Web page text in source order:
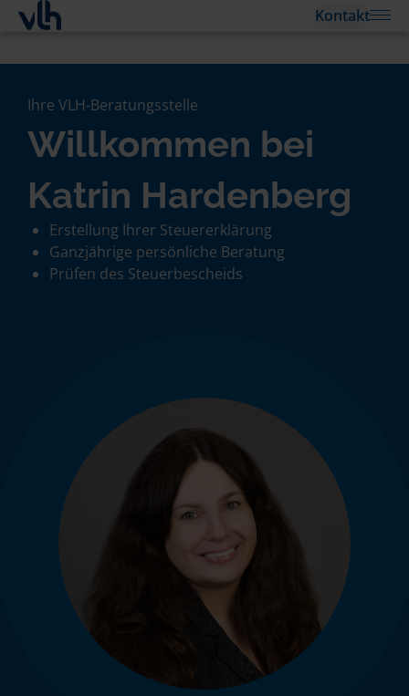
Kontakt
Ihre VLH-Beratungsstelle
Willkommen bei
Katrin Hardenberg
Erstellung Ihrer Steuererklärung
Ganzjährige persönliche Beratung
Prüfen des Steuerbescheids